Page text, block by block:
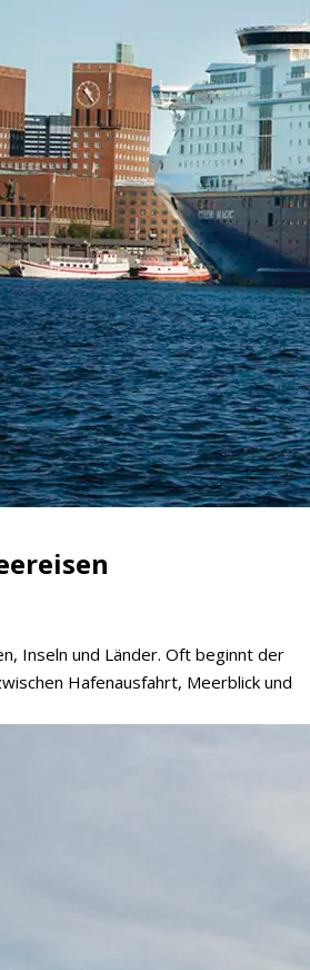
Inseln und Länder. Oft beginnt der
Hafenausfahrt, Meerblick und